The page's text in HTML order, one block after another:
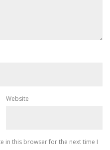
Website
in this browser for the next time I